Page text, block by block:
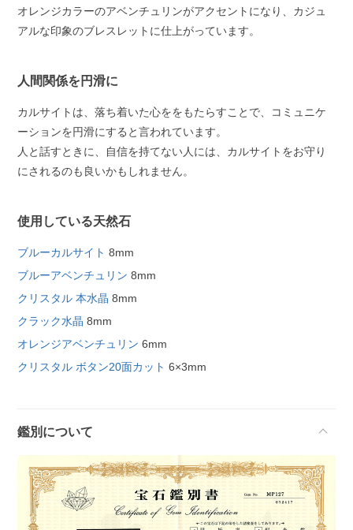
オレンジカラーのアベンチュリンがアクセントになり、カジュ
アルな印象のブレスレットに仕上がっています。
人間関係を円滑に
カルサイトは、落ち着いた心ををもたらすことで、コミュニケ
ーションを円滑にすると言われています。
人と話すときに、自信を持てない人には、カルサイトをお守り
にされるのも良いかもしれません。
使用している天然石
ブルーカルサイト 8mm
ブルーアベンチュリン 8mm
クリスタル 本水晶 8mm
クラック水晶 8mm
オレンジアベンチュリン 6mm
クリスタル ボタン20面カット 6×3mm
鑑別について